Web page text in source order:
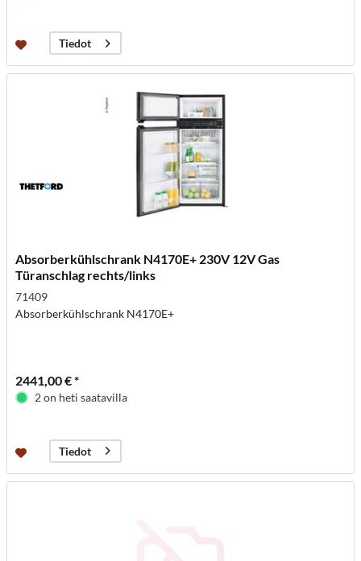
Tiedot
Absorberkühlschrank N4170E+ 230V 12V Gas
Türanschlag rechts/links
71409
Absorberkühlschrank N4170E+
2441,00 € *
2 on heti saatavilla
Tiedot